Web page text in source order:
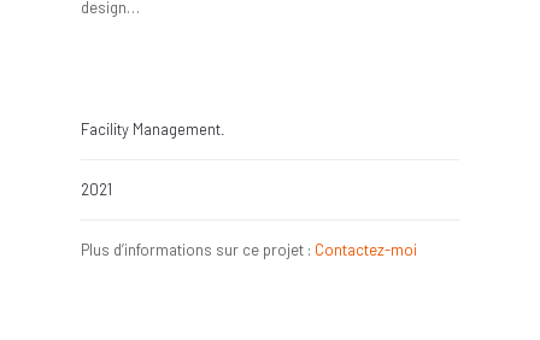
design…
Facility Management.
2021
Plus d’informations sur ce projet : Contactez-moi